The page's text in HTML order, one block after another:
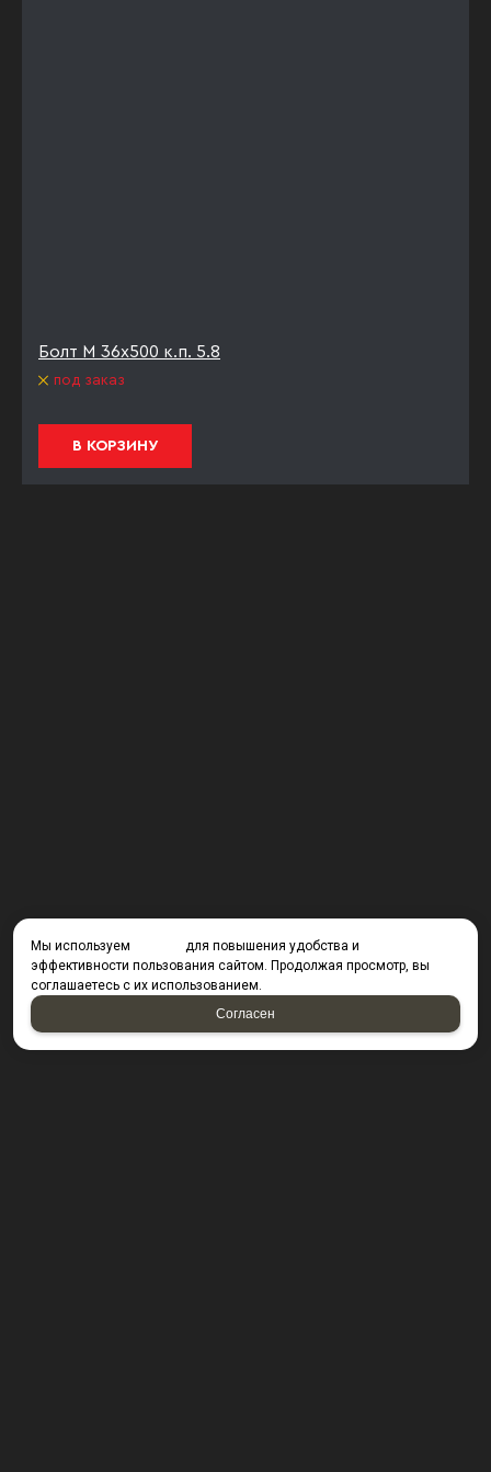
Болт М 36х500 к.п. 5.8
под заказ
В КОРЗИНУ
Мы используем
для повышения удобства и
эффективности пользования сайтом. Продолжая просмотр, вы
соглашаетесь с их использованием.
Согласен